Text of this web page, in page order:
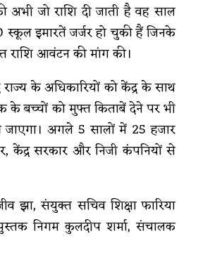
अभी जो राशि दी जाती है वह साल
स्कूल इमारतें जर्जर हो चुकी हैं जिनके
राशि आवंटन की मांग की।
के अधिकारियों को केंद्र के साथ
के बच्चों को मुफ्त किताबें देने पर भी
जाएगा। अगले 5 सालों में 25 हजार
केंद्र सरकार और निजी कंपनियों से
झा, संयुक्त सचिव शिक्षा फारिया
निगम कुलदीप शर्मा, संचालक